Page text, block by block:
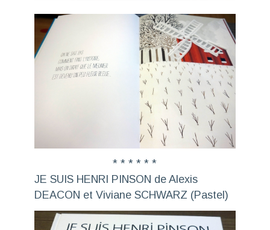
* * * * * *
JE SUIS HENRI PINSON de Alexis
DEACON et Viviane SCHWARZ (Pastel)